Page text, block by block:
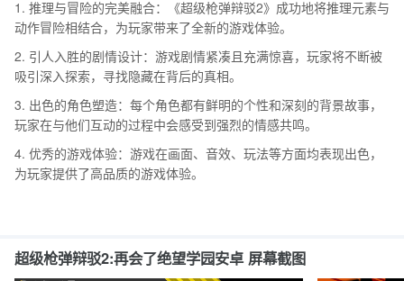
1. 推理与冒险的完美融合：《超级枪弹辩驳2》成功地将推理元素与
动作冒险相结合，为玩家带来了全新的游戏体验。
2. 引人入胜的剧情设计：游戏剧情紧凑且充满惊喜，玩家将不断被
吸引深入探索，寻找隐藏在背后的真相。
3. 出色的角色塑造：每个角色都有鲜明的个性和深刻的背景故事，
玩家在与他们互动的过程中会感受到强烈的情感共鸣。
4. 优秀的游戏体验：游戏在画面、音效、玩法等方面均表现出色，
为玩家提供了高品质的游戏体验。
超级枪弹辩驳2:再会了绝望学园安卓 屏幕截图